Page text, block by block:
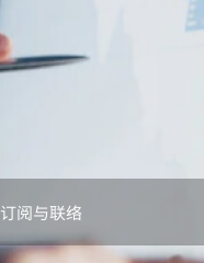
订阅与联络